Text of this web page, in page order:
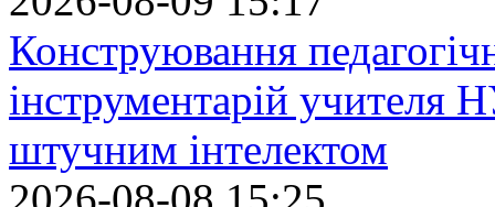
Конструювання
інструментарій учителя
штучним інтелектом